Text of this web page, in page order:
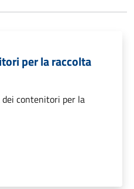
per la raccolta
contenitori per la